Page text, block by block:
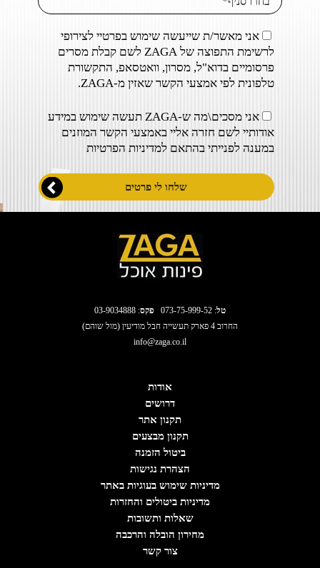
אני מאשר/ת שייעשה שימוש בפרטיי לצירופי
לרשימת התפוצה של ZAGA לשם קבלת מסרים
פרסומיים בדוא"ל, מסרון, וואטסאפ, התקשורת
טלפונית לפי אמצעי הקשר שאזין מ-ZAGA.
אני מסכים\מה ש-ZAGA תעשה שימוש במידע
אודותיי לשם חזרה אליי באמצעי הקשר המוזנים
במענה לפנייתי בהתאם למדיניות הפרטיות
טל:
073-75-999-52 פקס: 03-9034888
החרוב 4 פארק תעשייה חבל מודיעין (מול שוהם)
info@zaga.co.il
אודות
דרושים
תקנון אתר
תקנון מבצעים
ביטול הזמנה
הצהרת נגישות
מדיניות שימוש בעוגיות באתר
מדיניות ביטולים והחזרות
שאלות ותשובות
מחירון הובלה והרכבה
צור קשר